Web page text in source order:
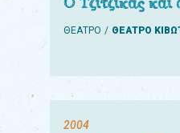
ΘΕΑΤΡΟ ΘΕΑΤΡΟ
2004